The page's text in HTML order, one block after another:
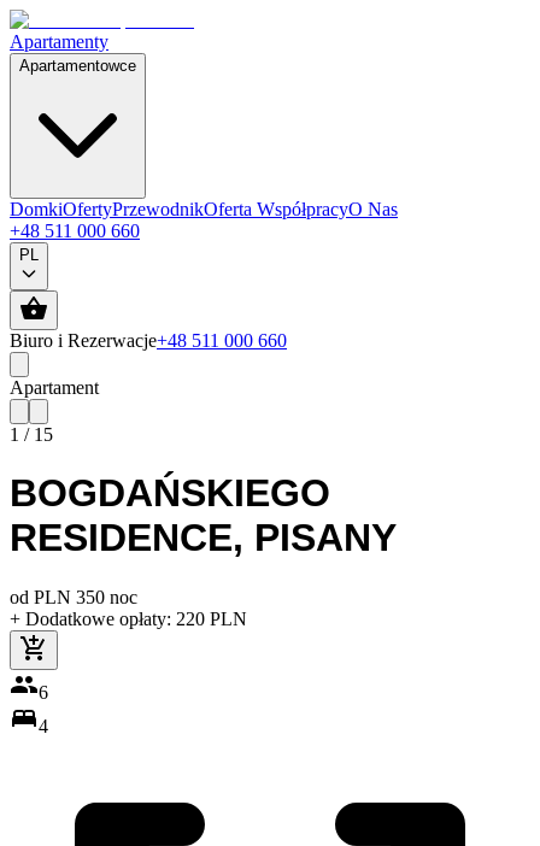
Apartamenty
Apartamentowce
DomkiOfertyPrzewodnikOferta WspółpracyO Nas
+48 511 000 660
PL
Biuro i Rezerwacje+48 511 000 660
Apartament
1 / 15
BOGDAŃSKIEGO
RESIDENCE, PISANY
od PLN 350 noc
+ Dodatkowe opłaty: 220 PLN
6
4